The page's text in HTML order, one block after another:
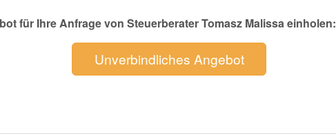
für Ihre Anfrage von Steuerberater Tomasz Malissa einholen:
Unverbindliches Angebot